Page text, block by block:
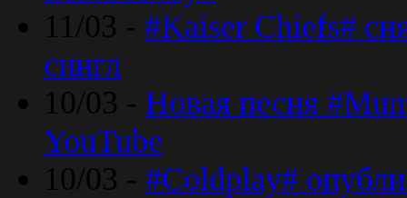
11/03 - #Kaiser Chiefs#
сингл
10/03 - Новая песня
YouTube
10/03 - #Coldplay#